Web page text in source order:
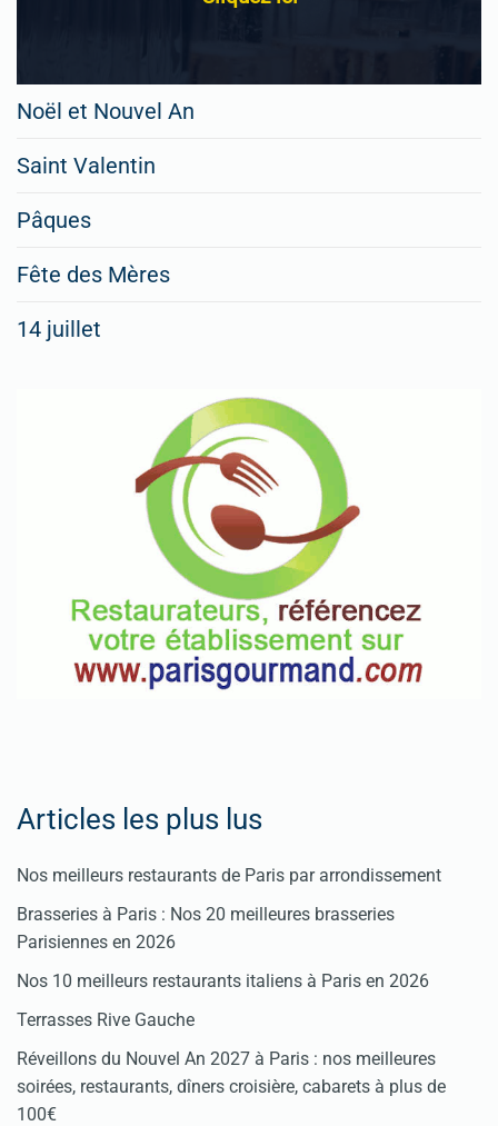
Noël et Nouvel An
Saint Valentin
Pâques
Fête des Mères
14 juillet
Articles les plus lus
Nos meilleurs restaurants de Paris par arrondissement
Brasseries à Paris : Nos 20 meilleures brasseries
Parisiennes en 2026
Nos 10 meilleurs restaurants italiens à Paris en 2026
Terrasses Rive Gauche
Réveillons du Nouvel An 2027 à Paris : nos meilleures
soirées, restaurants, dîners croisière, cabarets à plus de
100€